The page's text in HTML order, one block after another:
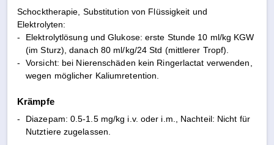
Schocktherapie, Substitution von Flüssigkeit und
Elektrolyten:
-
Elektrolytlösung und Glukose: erste Stunde 10 ml/kg KGW
(im Sturz), danach 80 ml/kg/24 Std (mittlerer Tropf).
-
Vorsicht: bei Nierenschäden kein Ringerlactat verwenden,
wegen möglicher Kaliumretention.
Krämpfe
-
Diazepam: 0.5-1.5 mg/kg i.v. oder i.m., Nachteil: Nicht für
Nutztiere zugelassen.